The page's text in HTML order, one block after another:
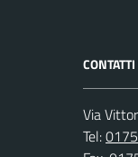
Via
Tel: